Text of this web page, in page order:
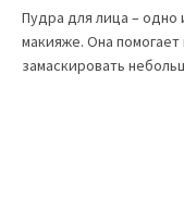
Пудра для лица – одно
макияже. Она
замаскировать